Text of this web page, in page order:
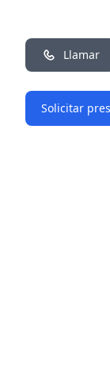
Llamar
Solicitar